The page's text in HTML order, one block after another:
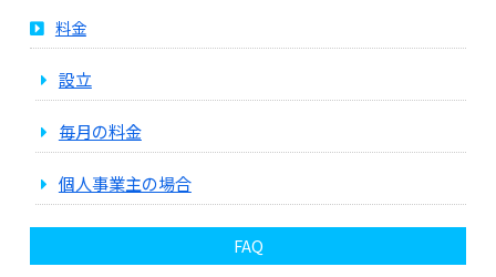
料金
設立
毎月の料金
個人事業主の場合
FAQ